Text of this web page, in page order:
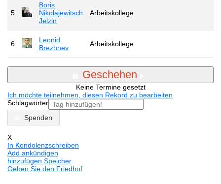
5
Boris
Nikolajewitsch
Jelzin
Arbeitskollege
6
Leonid
Brezhnev
Arbeitskollege
Geschehen
Keine Termine gesetzt
Ich möchte teilnehmen, diesen Rekord zu bearbeiten
Schlagwörter
Spenden
X
In Kondolenzschreiben
Add ankündigen
hinzufügen Speicher
Geben Sie den Friedhof